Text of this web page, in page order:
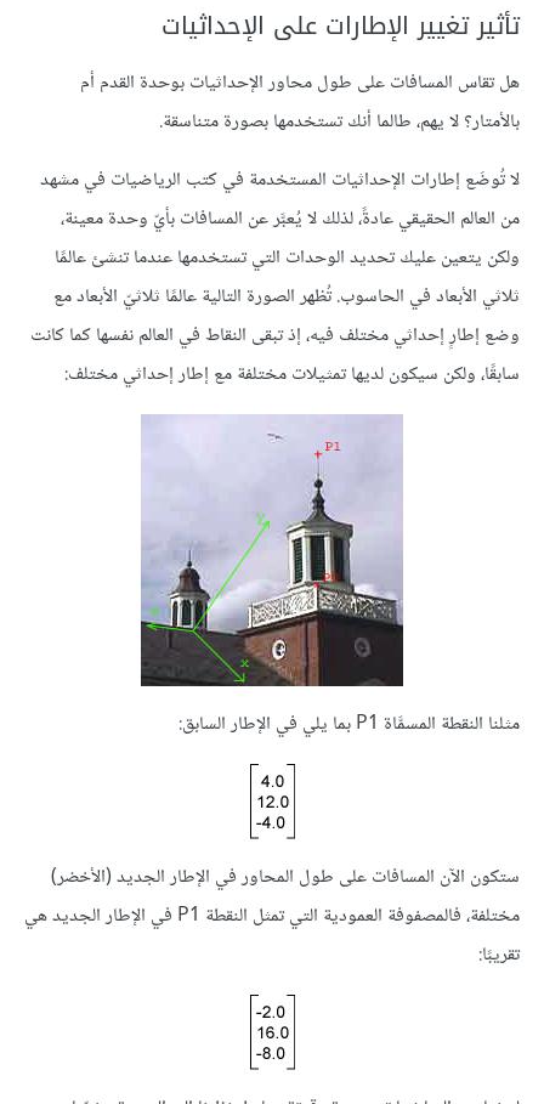
تأثير تغيير الإطارات على الإحداثيات
هل تقاس المسافات على طول محاور الإحداثيات بوحدة القدم أم
بالأمتار؟ لا يهم، طالما أنك تستخدمها بصورة متناسقة.
لا تُوضَع إطارات الإحداثيات المستخدمة في كتب الرياضيات في مشهد
من العالم الحقيقي عادةً، لذلك لا يُعبَّر عن المسافات بأيّ وحدة معينة،
ولكن يتعين عليك تحديد الوحدات التي تستخدمها عندما تنشئ عالمًا
ثلاثي الأبعاد في الحاسوب. تُظهر الصورة التالية عالمًا ثلاثيّ الأبعاد مع
وضع إطارٍ إحداثي مختلف فيه، إذ تبقى النقاط في العالم نفسها كما كانت
سابقًا، ولكن سيكون لديها تمثيلات مختلفة مع إطار إحداثي مختلف:
مثلنا النقطة المسمَّاة P1 بما يلي في الإطار السابق:
ستكون الآن المسافات على طول المحاور في الإطار الجديد (الأخضر)
مختلفة، فالمصفوفة العمودية التي تمثل النقطة P1 في الإطار الجديد هي
تقريبًا: